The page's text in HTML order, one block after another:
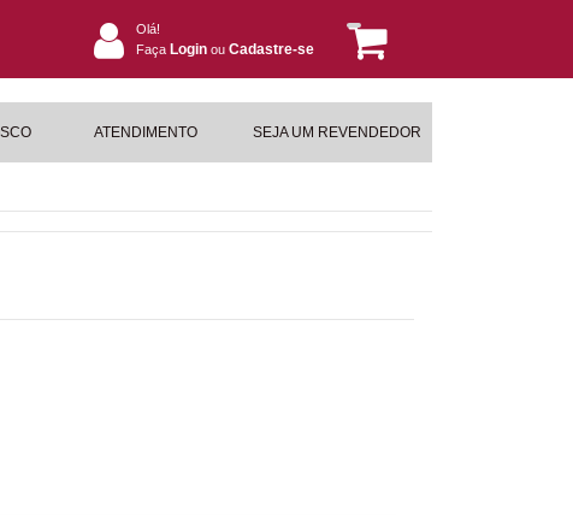
Olá!
Faça Login ou Cadastre-se
ATENDIMENTO SEJA UM REVENDEDOR